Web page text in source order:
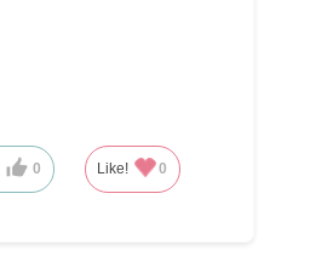
0 Like! 0